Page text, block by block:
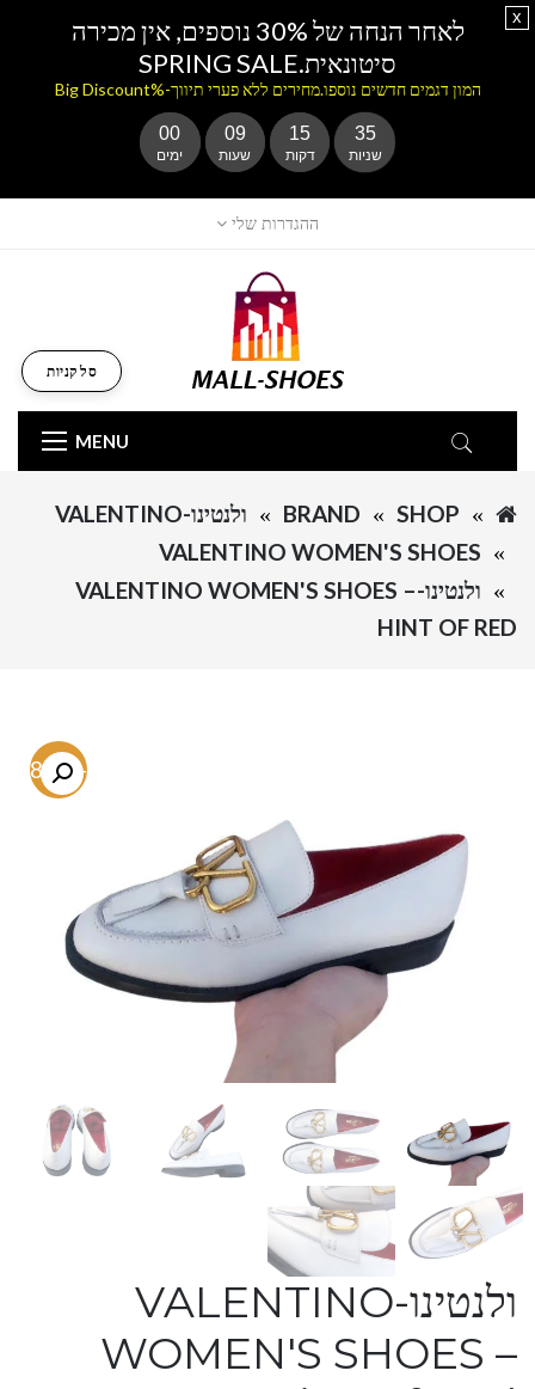
ההגדרות שלי
MENU
סל קניות
SHOP
BRAND
ולנטינו-VALENTINO
VALENTINO WOMEN'S SHOES
ולנטינו-VALENTINO WOMEN'S SHOES –
HINT OF RED
-68.9%
ולנטינו-VALENTINO
WOMEN'S SHOES –
לאחר הנחה של 30% נוספים, אין מכירה
סיטונאית.SPRING SALE
המון דגמים חדשים נוספו.מחירים ללא פערי תיווך-%Big Discount
00
ימים
09
שעות
15
דקות
35
שניות
x